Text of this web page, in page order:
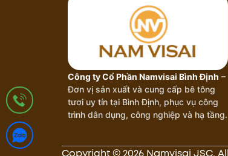
Công ty Cổ Phần Namvisai Bình Định –
Đơn vị sản xuất và cung cấp bê tông
tươi uy tín tại Bình Định, phục vụ công
trình dân dụng, công nghiệp và hạ tầng.